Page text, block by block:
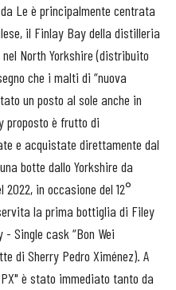
Le è principalmente centrata
il Finlay Bay della distilleria
North Yorkshire (distribuito
che i malti di “nuova
un posto al sole anche in
proposto è frutto di
e acquistate direttamente dal
botte dallo Yorkshire da
in occasione del 12°
la prima bottiglia di Filey
Single cask “Bon Wei
di Sherry Pedro Ximénez). A
è stato immediato tanto da